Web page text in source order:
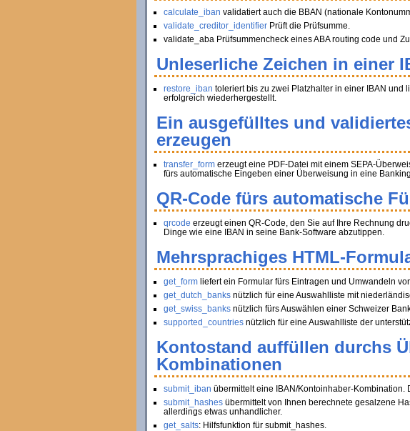
calculate_iban validatiert auch die BBAN (nationale
validate_creditor_identifierPrüft die Prüfsumme.
validate_aba Prüfsummencheck eines ABA routing code und
Unleserliche Zeichen in einer
restore_iban toleriert bis zu zwei Platzhalter in einer IBAN und
erfolgreich wiederhergestellt.
Ein ausgefülltes und
erzeugen
transfer_formerzeugt eine PDF-Datei mit einem SEPA-
fürs automatische Eingeben einer Überweisung in eine
QR-Code fürs automatische
qrcode erzeugt einen QR-Code, den Sie auf Ihre Rechnung
Dinge wie eine IBAN in seine Bank-Software abzutippen.
Mehrsprachiges HTML-
get_formliefert ein Formular fürs Eintragen und Umwandeln
get_dutch_banksnützlich für eine Auswahlliste mit
get_swiss_banksnützlich fürs Auswählen einer Schweizer
supported_countriesnützlich für eine Auswahlliste der
Kontostand auffüllen durchs
Kombinationen
submit_iban übermittelt eine IBAN/Kontoinhaber-
submit_hashesübermittelt von Ihnen berechnete gesalzene
allerdings etwas unhandlicher.
get_salts: Hilfsfunktion für submit_hashes.